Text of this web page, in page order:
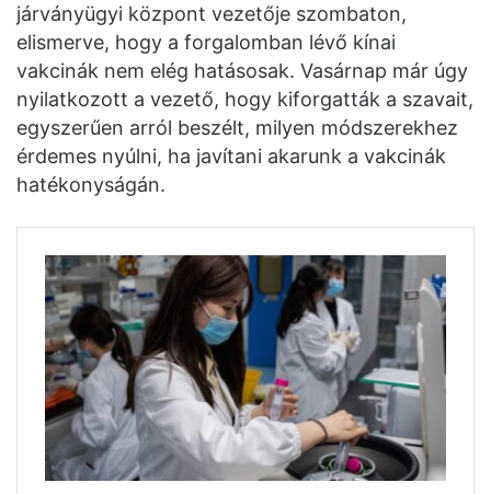
járványügyi központ vezetője szombaton,
elismerve, hogy a forgalomban lévő kínai
vakcinák nem elég hatásosak. Vasárnap már úgy
nyilatkozott a vezető, hogy kiforgatták a szavait,
egyszerűen arról beszélt, milyen módszerekhez
érdemes nyúlni, ha javítani akarunk a vakcinák
hatékonyságán.